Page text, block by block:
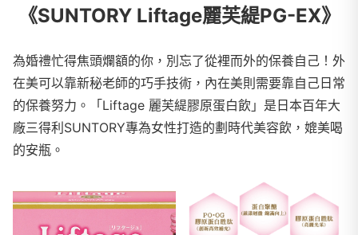
《SUNTORY Liftage麗芙緹PG-EX》
為婚禮忙得焦頭爛額的你，別忘了從裡而外的保養自己！外
在美可以靠新秘老師的巧手技術，內在美則需要靠自己日常
的保養努力。「Liftage 麗芙緹膠原蛋白飲」是日本百年大
廠三得利SUNTORY專為女性打造的劃時代美容飲，媲美喝
的安瓶。